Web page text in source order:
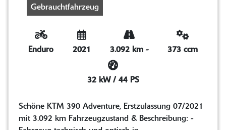
Gebrauchtfahrzeug
Enduro 2021 3.092 km - 373 ccm
32 kW / 44 PS
Schöne KTM 390 Adventure, Erstzulassung 07/2021
mit 3.092 km Fahrzeugzustand & Beschreibung: -